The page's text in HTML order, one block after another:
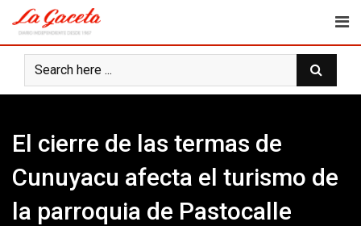
content
El cierre de las termas de
Cunuyacu afecta el turismo de
la parroquia de Pastocalle